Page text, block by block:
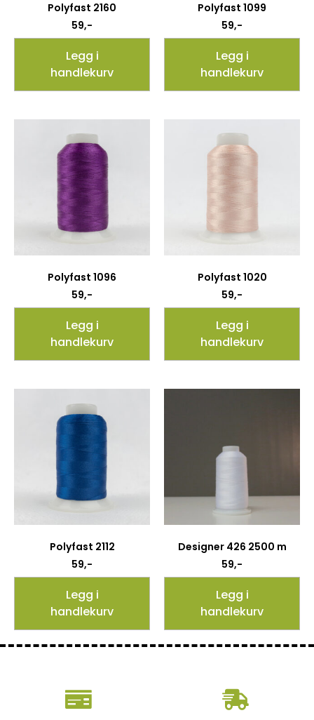
Polyfast 2160
59,-
Legg i
handlekurv
Polyfast 1099
59,-
Legg i
handlekurv
Polyfast 1096
59,-
Legg i
handlekurv
Polyfast 1020
59,-
Legg i
handlekurv
Polyfast 2112
59,-
Legg i
handlekurv
Designer 426 2500 m
59,-
Legg i
handlekurv